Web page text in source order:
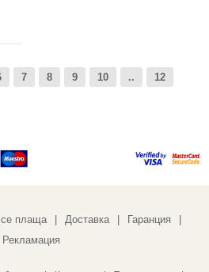
7 8 9 10 ..
12
се плаща Доставка Гаранция
Рекламация